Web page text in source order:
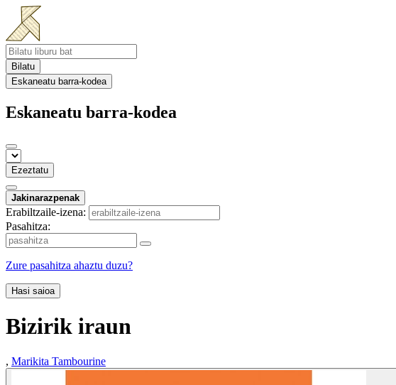
Bilatu
Eskaneatu barra-kodea
Eskaneatu barra-kodea
Ezeztatu
Jakinarazpenak
Erabiltzaile-izena:
Pasahitza:
Zure pasahitza ahaztu duzu?
Hasi saioa
Bizirik iraun
, Marikita Tambourine